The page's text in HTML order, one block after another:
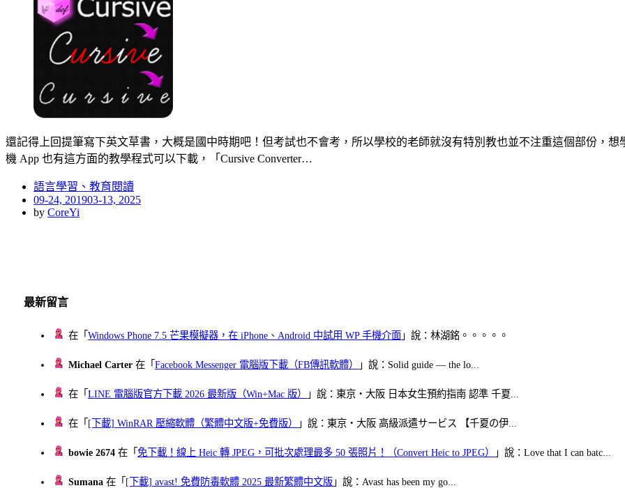
還記得上回提筆寫下英文草書，大概是國中時期吧！但考試也不會考，所以學校的老師就沒有特別教也並不注重這個部份，
機 App 也有這方面的教學程式可以下載，「Cursive Converter…
語言學習、教育閱讀
Posted
on
09-24, 201903-13, 2025
by CoreYi
最新留言
在「Windows Phone 7.5 芒果模擬器，在 iPhone、Android 中試用 WP 手機介面 」說：林湖銘。。。。。
Michael Carter 在「Facebook Messenger 電腦版下載（FB傳訊軟體） 」說：Solid guide — the lo...
在「LINE 電腦版官方下載 2026 最新版（Win+Mac 版） 」說：東京・大阪 日本女生預約指南 認準 千夏...
在「 [下載] WinRAR 壓縮軟體（繁體中文版+免費版） 」說：東京・大阪 高級派遣サービス 【千夏の伊...
bowie 2674 在「免下載！線上 Heic 轉 JPEG，可批次處理最多 50 張照片！（Convert Heic to JPEG） 」說：Love that I can batc...
Sumana 在「 [下載] avast! 免費防毒軟體 2025 最新繁體中文版 」說：Avast has been my go...